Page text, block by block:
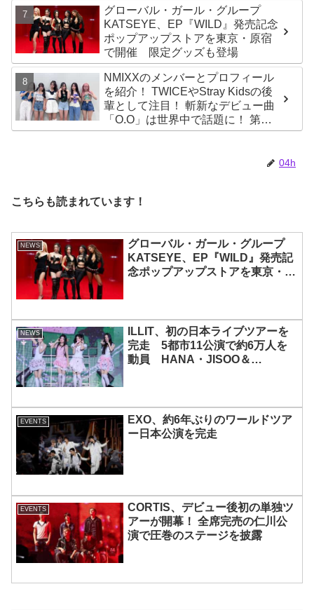
グローバル・ガール・グループ
KATSEYE、EP『WILD』発売記念
ポップアップストアを東京・原宿
で開催 限定グッズも登場
NMIXXのメンバーとプロフィール
を紹介！ TWICEやStray Kidsの後
輩として注目！ 斬新なデビュー曲
「O.O」は世界中で話題に！ 第４
世代を代表する美女ソリュンをは
04h
こちらも読まれています！
NEWS
グローバル・ガール・グループ
KATSEYE、EP『WILD』発売記
念ポップアップストアを東京・原
NEWS
ILLIT、初の日本ライブツアーを
完走 5都市11公演で約6万人を
動員 HANA・JISOO＆
EVENTS
EXO、約6年ぶりのワールドツア
ー日本公演を完走
EVENTS
CORTIS、デビュー後初の単独ツ
アーが開幕！ 全席完売の仁川公
演で圧巻のステージを披露